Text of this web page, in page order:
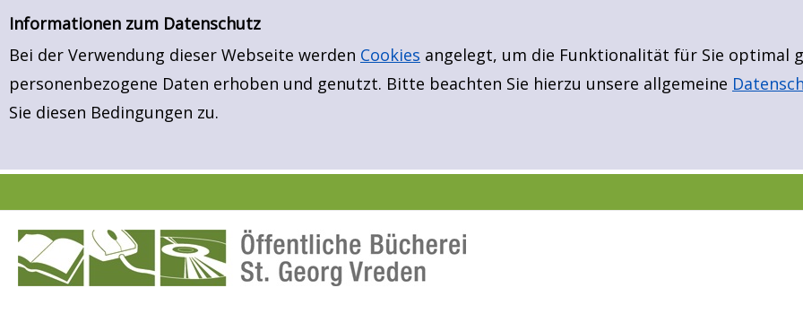
Neuerwerbungen
Informationen zum Datenschutz
Bei der Verwendung dieser Webseite werden Cookies angelegt, um die Funktionalität für Sie optimal
personenbezogene Daten erhoben und genutzt. Bitte beachten Sie hierzu unsere allgemeine
Sie diesen Bedingungen zu.
Zur Detailanzeige springen